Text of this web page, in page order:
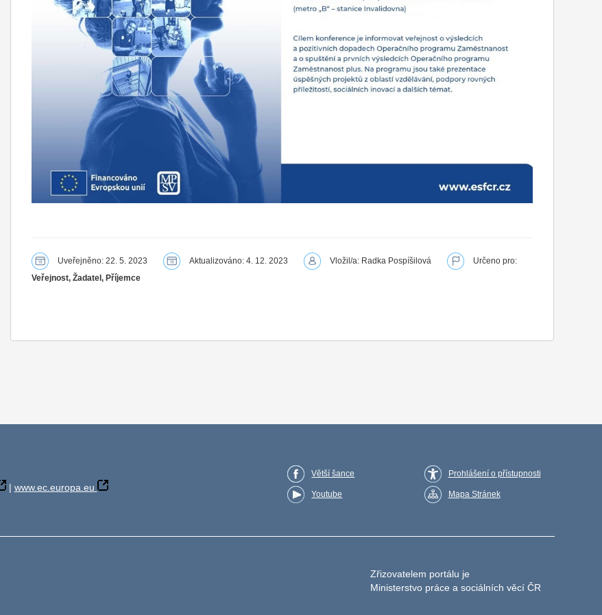
Uveřejněno: 22. 5. 2023 Aktualizováno: 4. 12. 2023 Vložil/a: Radka Pospíšilová
Určeno pro:
Veřejnost, Žadatel, Příjemce
| www.ec.europa.eu
Větší šance
Youtube
Prohlášení o přístupnosti
Mapa Stránek
Zřizovatelem portálu je
Ministerstvo práce a sociálních věcí ČR